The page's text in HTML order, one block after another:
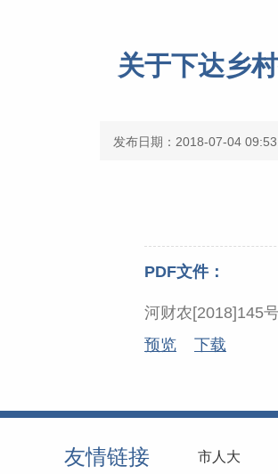
关于下达乡
发布日期：2018-07-04
PDF文件：
河财农[2018]145
预览
下载
友情链接 市人大